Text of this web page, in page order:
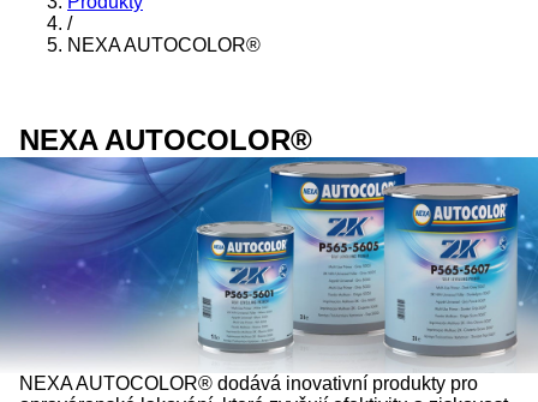
/
NEXA AUTOCOLOR®
NEXA AUTOCOLOR®
NEXA AUTOCOLOR® dodává inovativní produkty pro